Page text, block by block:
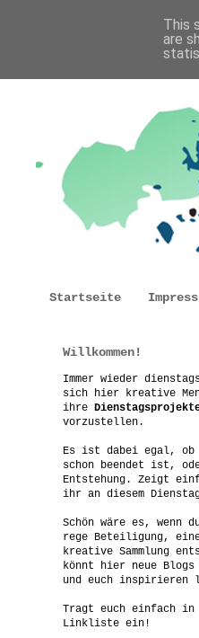
Startseite
Willkommen!
Immer wieder
sich hier kreative
ihre
vorzustellen.
Es ist dabei egal, ob
schon beendet ist,
Entstehung. Zeigt
ihr an diesem
Schön wäre es, wenn
rege Beteiligung,
kreative Sammlung
könnt hier neue Blogs
und euch inspirieren
Tragt euch einfach in
Linkliste ein!
This
are